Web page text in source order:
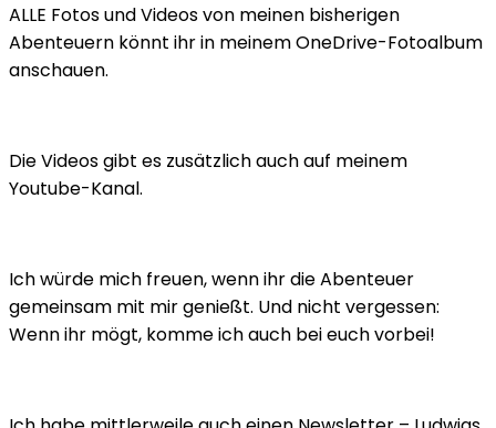
ALLE Fotos und Videos von meinen bisherigen
Abenteuern könnt ihr in meinem OneDrive-Fotoalbum
anschauen.
Die Videos gibt es zusätzlich auch auf meinem
Youtube-Kanal.
Ich würde mich freuen, wenn ihr die Abenteuer
gemeinsam mit mir genießt. Und nicht vergessen:
Wenn ihr mögt, komme ich auch bei euch vorbei!